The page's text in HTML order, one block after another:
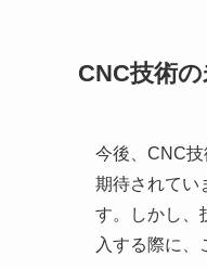
CNC技術
今後、CNC
期待されてい
す。しかし、
入する際に、